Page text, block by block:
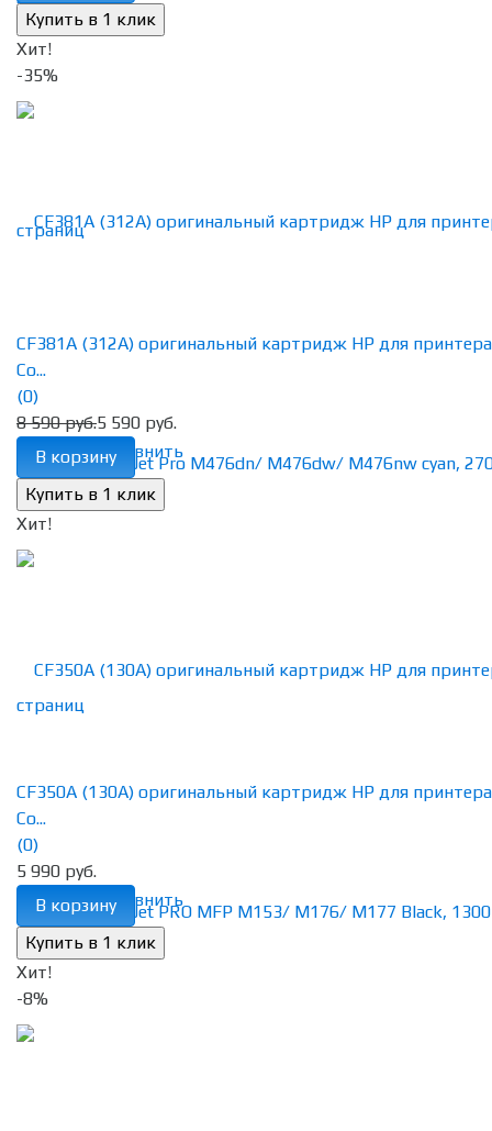
Хит!
-35%
избранное сравнить
CF381A (312A) оригинальный картридж HP для
Co...
(0)
8 590 руб.5 590 руб.
В корзину
Хит!
избранное сравнить
CF350A (130A) оригинальный картридж HP для
Co...
(0)
5 990 руб.
В корзину
Хит!
-8%